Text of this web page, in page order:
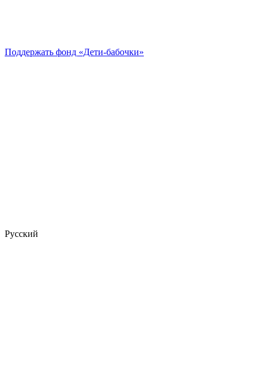
Поддержать фонд «Дети-бабочки»
Русский